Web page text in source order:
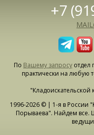
+7
По Вашему запросуотдел
практически на любую
1996-2026 © | 1-я в России
Порываева". Найдем все.